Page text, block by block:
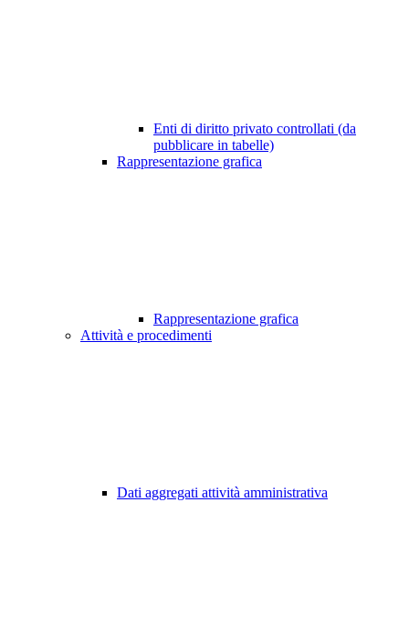
Enti di diritto privato controllati (da
pubblicare in tabelle)
Rappresentazione grafica
Rappresentazione grafica
Attività e procedimenti
Dati aggregati attività amministrativa